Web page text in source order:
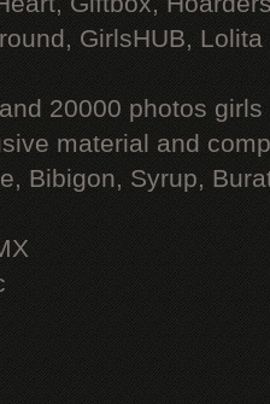
GirlsHUB, Lolita
20000 photos
material and
Bibigon, Syrup,